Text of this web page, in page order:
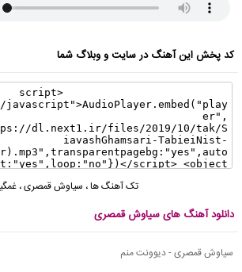
کد پخش این آهنگ در سایت و وبلاگ شما
تک آهنگ ها، سیاوش قمصری،
دانلود آهنگ های سیاوش قمصری
سیاوش قمصری - دیوونت منم